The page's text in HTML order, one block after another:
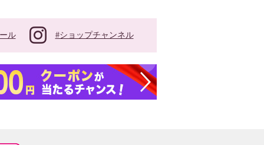
ル #ショップチャンネル